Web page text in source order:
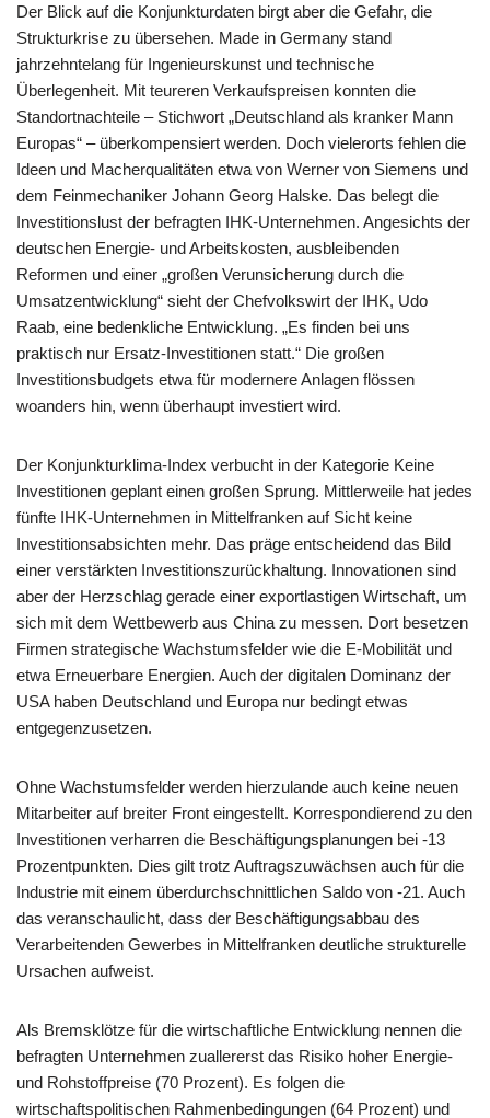
Der Blick auf die Konjunkturdaten birgt aber die Gefahr, die
Strukturkrise zu übersehen. Made in Germany stand
jahrzehntelang für Ingenieurskunst und technische
Überlegenheit. Mit teureren Verkaufspreisen konnten die
Standortnachteile – Stichwort „Deutschland als kranker Mann
Europas“ – überkompensiert werden. Doch vielerorts fehlen die
Ideen und Macherqualitäten etwa von Werner von Siemens und
dem Feinmechaniker Johann Georg Halske. Das belegt die
Investitionslust der befragten IHK-Unternehmen. Angesichts der
deutschen Energie- und Arbeitskosten, ausbleibenden
Reformen und einer „großen Verunsicherung durch die
Umsatzentwicklung“ sieht der Chefvolkswirt der IHK, Udo
Raab, eine bedenkliche Entwicklung. „Es finden bei uns
praktisch nur Ersatz-Investitionen statt.“ Die großen
Investitionsbudgets etwa für modernere Anlagen flössen
woanders hin, wenn überhaupt investiert wird.
Der Konjunkturklima-Index verbucht in der Kategorie Keine
Investitionen geplant einen großen Sprung. Mittlerweile hat jedes
fünfte IHK-Unternehmen in Mittelfranken auf Sicht keine
Investitionsabsichten mehr. Das präge entscheidend das Bild
einer verstärkten Investitionszurückhaltung. Innovationen sind
aber der Herzschlag gerade einer exportlastigen Wirtschaft, um
sich mit dem Wettbewerb aus China zu messen. Dort besetzen
Firmen strategische Wachstumsfelder wie die E-Mobilität und
etwa Erneuerbare Energien. Auch der digitalen Dominanz der
USA haben Deutschland und Europa nur bedingt etwas
entgegenzusetzen.
Ohne Wachstumsfelder werden hierzulande auch keine neuen
Mitarbeiter auf breiter Front eingestellt. Korrespondierend zu den
Investitionen verharren die Beschäftigungsplanungen bei -13
Prozentpunkten. Dies gilt trotz Auftragszuwächsen auch für die
Industrie mit einem überdurchschnittlichen Saldo von -21. Auch
das veranschaulicht, dass der Beschäftigungsabbau des
Verarbeitenden Gewerbes in Mittelfranken deutliche strukturelle
Ursachen aufweist.
Als Bremsklötze für die wirtschaftliche Entwicklung nennen die
befragten Unternehmen zuallererst das Risiko hoher Energie-
und Rohstoffpreise (70 Prozent). Es folgen die
wirtschaftspolitischen Rahmenbedingungen (64 Prozent) und